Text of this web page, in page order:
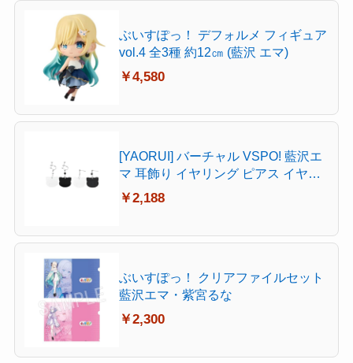
ぶいすぽっ！ デフォルメ フィギュア
vol.4 全3種 約12㎝ (藍沢 エマ)
￥4,580
[YAORUI] バーチャル VSPO! 藍沢エ
マ 耳飾り イヤリング ピアス イヤー
クリップ コスプレ あいざわえま 猫
猫 小物 ぶいすぽっ！飾り物 新衣装
(耳穴あり) [並行輸入品]
￥2,188
ぶいすぽっ！ クリアファイルセット
藍沢エマ・紫宮るな
￥2,300